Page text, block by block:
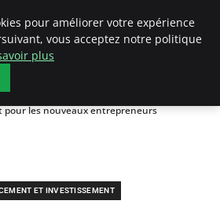
pour les nouveaux entrepreneurs
ET INVESTISSEMENT
pour améliorer votre expérience
vous acceptez notre politique
plus